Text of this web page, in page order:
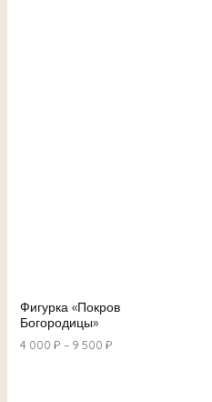
Фигурка «Покров
Богородицы»
4 000 ₽ – 9 500 ₽